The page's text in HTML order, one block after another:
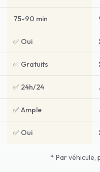
75-90 min
✅ Oui
✅ Gratuits
✅ 24h/24
✅ Ample
✅ Oui
* Par véhicule,